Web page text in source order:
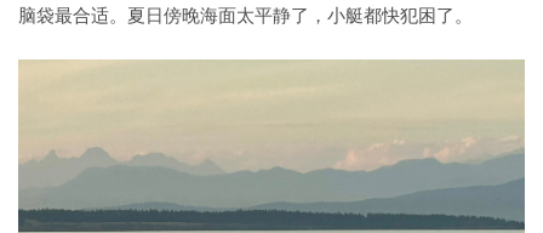
脑袋最合适。夏日傍晚海面太平静了，小艇都快犯困了。